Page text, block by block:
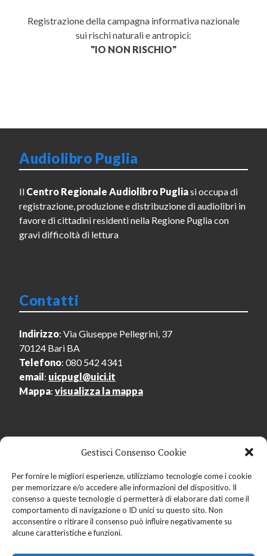
Gestisci Consenso Cookie
Per fornire le migliori esperienze, utilizziamo tecnologie come i cookie
per memorizzare e/o accedere alle informazioni del dispositivo. Il
consenso a queste tecnologie ci permetterà di elaborare dati come il
comportamento di navigazione o ID unici su questo sito. Non
acconsentire o ritirare il consenso può influire negativamente su
alcune caratteristiche e funzioni.
Registrazione della campagna informativa nazionale
sui rischi naturali e antropici:
"IO NON RISCHIO"
Audiolibro Puglia
Il Centro Regionale Audiolibro Pugliasi occupa di
registrazione, produzione e distribuzione di audiolibri in
favore di cittadini residenti nella Regione Puglia con
gravi difficoltà di lettura
Contatti
Indirizzo: Via Giuseppe Pellegrini, 37
70124 Bari BA
Telefono: 080 542 4341
email : uicpugl@uici.it
Mappa: visualizza la mappa
Menu Utente
Accedi
Registrati